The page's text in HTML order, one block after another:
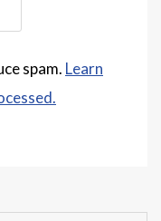
spam. Learn